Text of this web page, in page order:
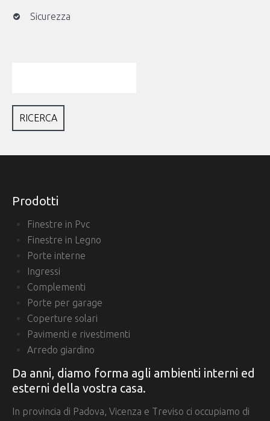
Sicurezza
Prodotti
Finestre in Pvc
Finestre in Legno
Porte interne
Ingressi
Complementi
Porte per garage
Coperture solari
Pavimenti e rivestimenti
Arredo giardino
Da anni, diamo forma agli ambienti interni ed
esterni della vostra casa.
In provincia di Padova, Vicenza e Treviso ci occupiamo di